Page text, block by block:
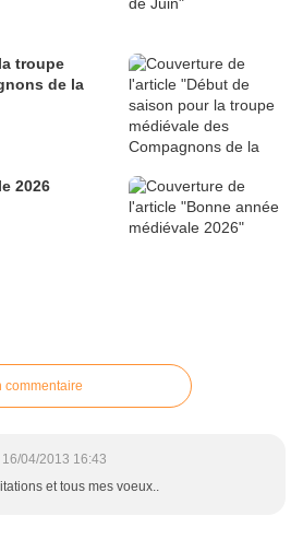
troupe
de la
2026
commentaire
16/04/2013 16:43
et tous mes voeux..